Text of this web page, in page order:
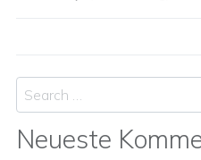
Search
Neueste